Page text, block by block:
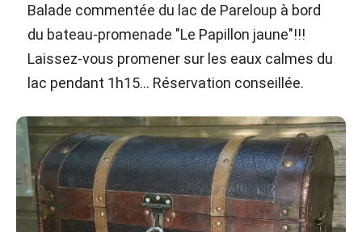
Balade commentée du lac de Pareloup à bord
du bateau-promenade "Le Papillon jaune"!!!
Laissez-vous promener sur les eaux calmes du
lac pendant 1h15... Réservation conseillée.